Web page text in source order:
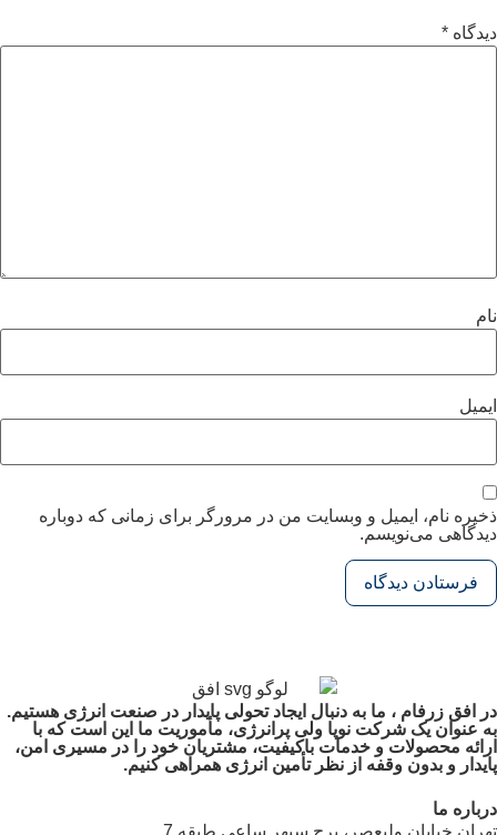
دیدگاه *
نام
ایمیل
ذخیره نام، ایمیل و وبسایت من در مرورگر برای زمانی که دوباره
دیدگاهی می‌نویسم.
در افق زرفام ، ما به دنبال ایجاد تحولی پایدار در صنعت انرژی هستیم.
به عنوان یک شرکت نوپا ولی پرانرژی، مأموریت ما این است که با
ارائه محصولات و خدمات باکیفیت، مشتریان خود را در مسیری امن،
پایدار و بدون وقفه از نظر تأمین انرژی همراهی کنیم.
درباره ما
تهران خیابان ولیعصر، برج سپهر ساعی طبقه 7